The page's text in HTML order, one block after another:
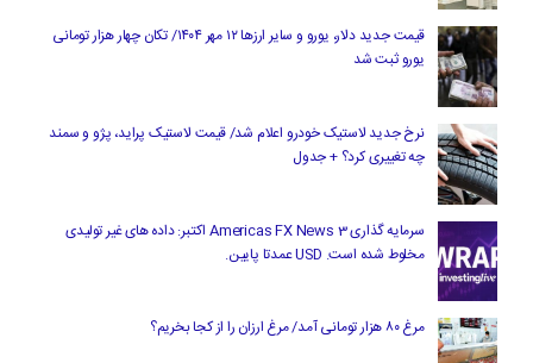
قیمت جدید دلار، یورو و سایر ارزها ۱۲ مهر ۱۴۰۴/ تکان چهار هزار تومانی
یورو ثبت شد
نرخ جدید لاستیک خودرو اعلام شد/ قیمت لاستیک پراید، پژو و سمند
چه تغییری کرد؟ + جدول
سرمایه گذاری Americas FX News 3 اکتبر: داده های غیر تولیدی
مخلوط شده است. USD عمدتا پایین.
مرغ ۸۰ هزار تومانی آمد/ مرغ ارزان را از کجا بخریم؟